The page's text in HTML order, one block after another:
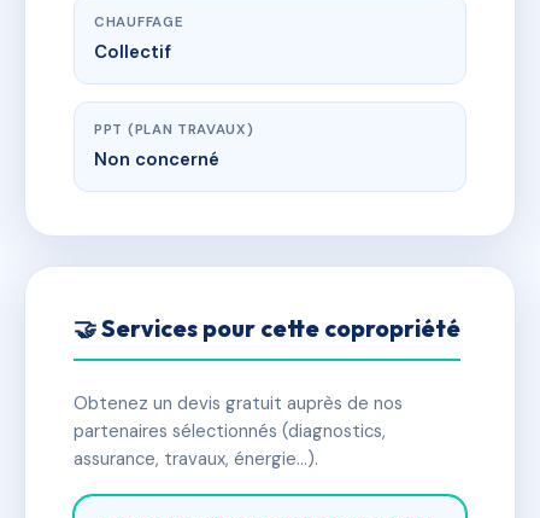
CHAUFFAGE
Collectif
PPT (PLAN TRAVAUX)
Non concerné
🤝 Services pour cette copropriété
Obtenez un devis gratuit auprès de nos
partenaires sélectionnés (diagnostics,
assurance, travaux, énergie…).